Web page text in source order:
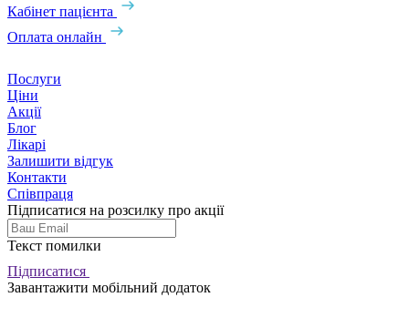
Кабінет пацієнта
Оплата онлайн
Послуги
Ціни
Акції
Блог
Лікарі
Залишити відгук
Контакти
Співпраця
Підписатися на розсилку про акції
Текст помилки
Підписатися
Завантажити мобільний додаток